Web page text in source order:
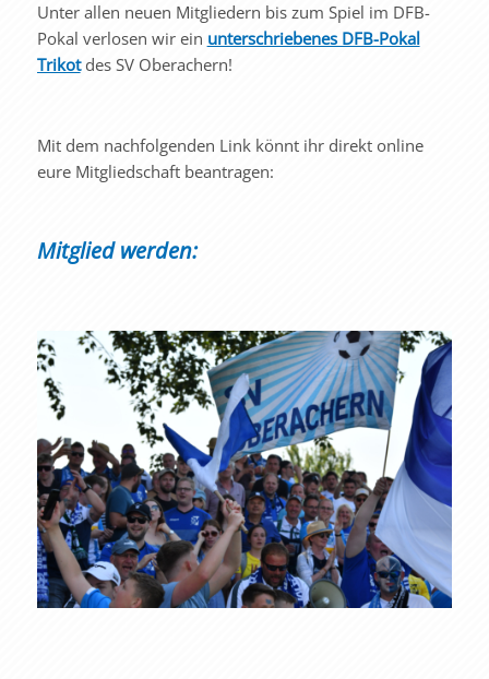
Unter allen neuen Mitgliedern bis zum Spiel im DFB-
Pokal verlosen wir ein unterschriebenes DFB-Pokal
Trikotdes SV Oberachern!
Mit dem nachfolgenden Link könnt ihr direkt online
eure Mitgliedschaft beantragen:
Mitglied werden: